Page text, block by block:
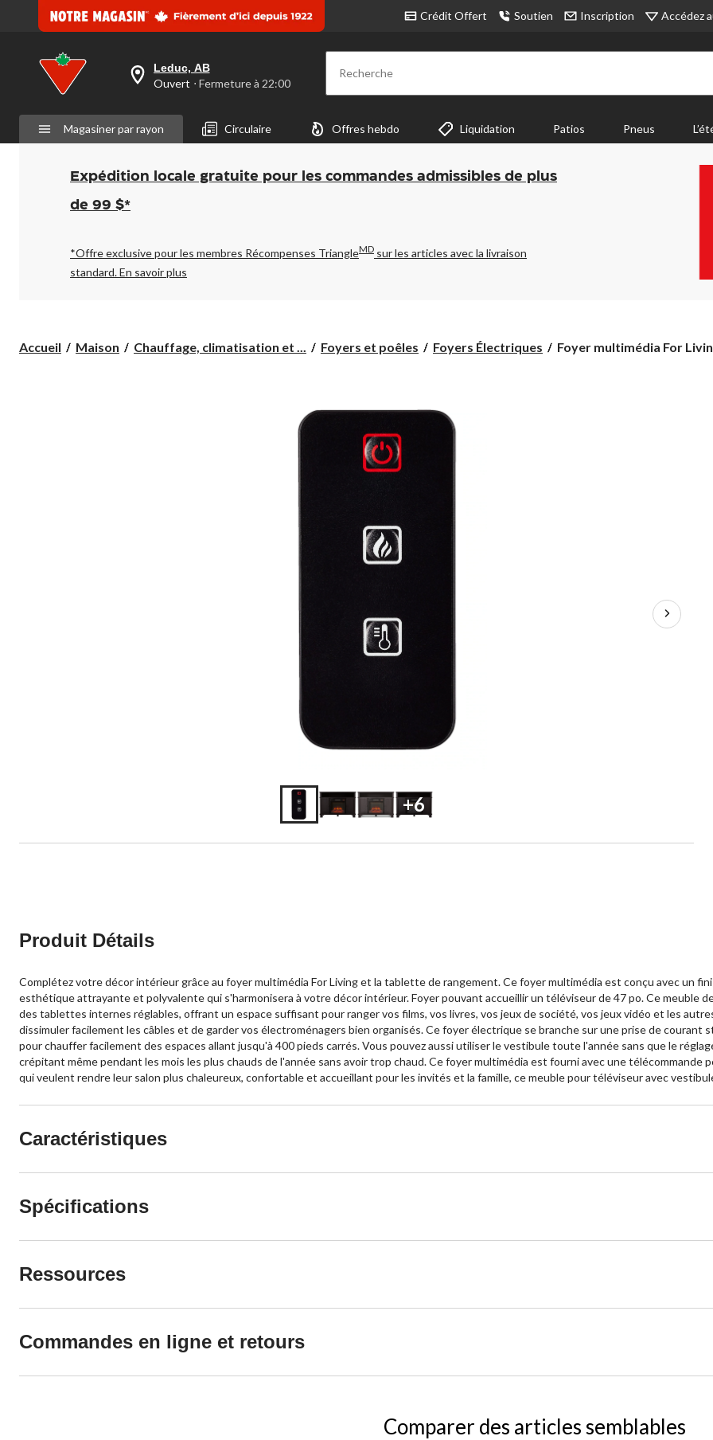
Crédit Offert Soutien Inscription Accédez
votre
est
Leduc,
AB,
Ouvert,
Fermeture
à
pour
changer
Leduc, AB
Ouvert ⋅ Fermeture à 22:00 Recherche
Magasiner par rayon Circulaire Offres hebdo Liquidation Patios Pneus
Expédition locale gratuite pour les commandes admissibles de plus
de 99 $*
*Offre exclusive pour les membres Récompenses TriangleMD sur les articles avec la livraison
standard.En savoir plus
Accueil Maison Chauffage, climatisation et ... Foyers et poêles Foyers Électriques
Foyer
Foyer multimédia For
+6
Produit Détails
Complétez votre décor intérieur grâce au foyer multimédia For Living et la tablette de rangement. Ce foyer multimédia est conçu avec un
esthétique attrayante et polyvalente qui s'harmonisera à votre décor intérieur. Foyer pouvant accueillir un téléviseur de 47 po. Ce meuble
des tablettes internes réglables, offrant un espace suffisant pour ranger vos films, vos livres, vos jeux de société, vos jeux vidéo et les
dissimuler facilement les câbles et de garder vos électroménagers bien organisés. Ce foyer électrique se branche sur une prise de courant
pour chauffer facilement des espaces allant jusqu'à 400 pieds carrés. Vous pouvez aussi utiliser le vestibule toute l'année sans que le
crépitant même pendant les mois les plus chauds de l'année sans avoir trop chaud. Ce foyer multimédia est fourni avec une
qui veulent rendre leur salon plus chaleureux, confortable et accueillant pour les invités et la famille, ce meuble pour téléviseur avec
Caractéristiques
Spécifications
Ressources
Commandes en ligne et retours
Comparer des articles semblables